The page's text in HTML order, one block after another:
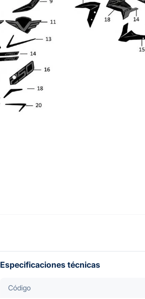
Especificaciones técnicas
Código